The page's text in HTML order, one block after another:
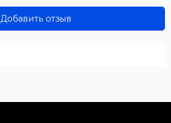
Добавить отзыв